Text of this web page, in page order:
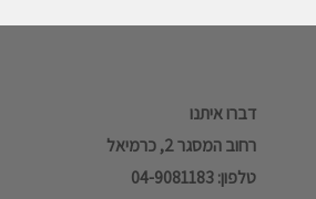
דברו איתנו
רחוב המסגר 2, כרמיאל
טלפון: 04-9081183